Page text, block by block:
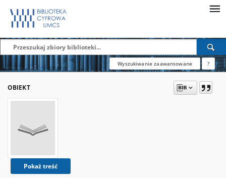
Wyszukiwanie zaawansowane ?
OBIEKT
Pokaż treść